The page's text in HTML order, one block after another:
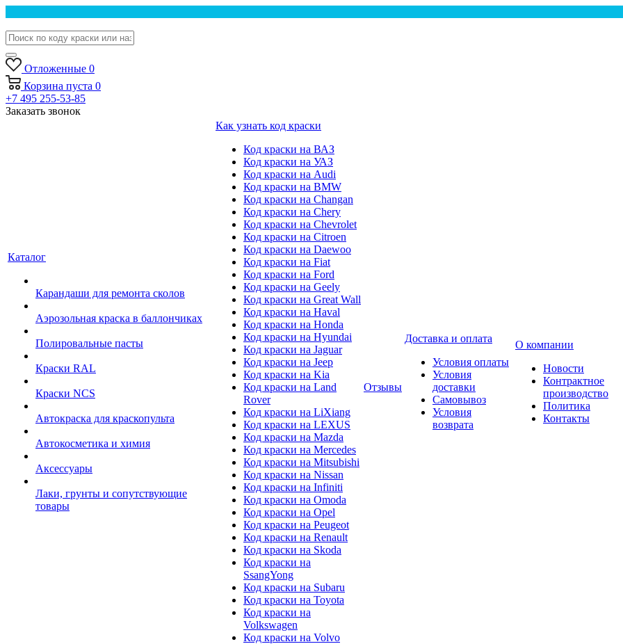
Отложенные 0
Корзина пуста 0
+7 495 255-53-85
Заказать звонок
Каталог
Карандаши для ремонта сколов
Аэрозольная краска в баллончиках
Полировальные пасты
Краски RAL
Краски NCS
Автокраска для краскопульта
Автокосметика и химия
Аксессуары
Лаки, грунты и сопутствующие
товары
Как узнать код краски
Код краски на ВАЗ
Код краски на УАЗ
Код краски на Audi
Код краски на BMW
Код краски на Changan
Код краски на Chery
Код краски на Chevrolet
Код краски на Citroen
Код краски на Daewoo
Код краски на Fiat
Код краски на Ford
Код краски на Geely
Код краски на Great Wall
Код краски на Haval
Код краски на Honda
Код краски на Hyundai
Код краски на Jaguar
Код краски на Jeep
Код краски на Kia
Код краски на Land
Rover
Код краски на LiXiang
Код краски на LEXUS
Код краски на Mazda
Код краски на Mercedes
Код краски на Mitsubishi
Код краски на Nissan
Код краски на Infiniti
Код краски на Omoda
Код краски на Opel
Код краски на Peugeot
Код краски на Renault
Код краски на Skoda
Код краски на
SsangYong
Код краски на Subaru
Код краски на Toyota
Код краски на
Volkswagen
Код краски на Volvo
Отзывы
Доставка и оплата
Условия оплаты
Условия
доставки
Самовывоз
Условия
возврата
О компании
Новости
Контрактное
производство
Политика
Контакты